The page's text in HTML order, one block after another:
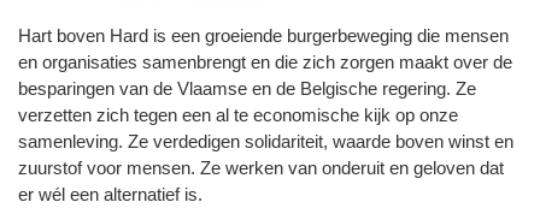
Hart boven Hard is een groeiende burgerbeweging die mensen
en organisaties samenbrengt en die zich zorgen maakt over de
besparingen van de Vlaamse en de Belgische regering. Ze
verzetten zich tegen een al te economische kijk op onze
samenleving. Ze verdedigen solidariteit, waarde boven winst en
zuurstof voor mensen. Ze werken van onderuit en geloven dat
er wél een alternatief is.